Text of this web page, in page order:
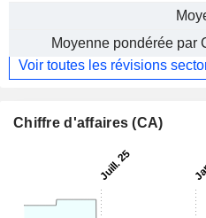
Moyenne pondérée par
Voir toutes les révisions
Chiffre d'affaires (CA)